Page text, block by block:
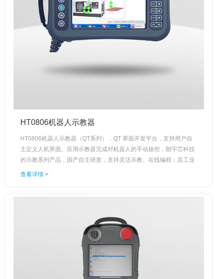
HT0806机器人示教器
HT0806机器人示教器（QT系列），QT 界面开发平台，支持用户自
主定义人机界面。应用示教器完成对机器人的手动操控，朗宇芯科技
的示教系列产品，国产自主研发，支持灵活示教、在线编程；其工业
化设计，防水，防摔，具有三级工业EMC等级。
查看详情 >